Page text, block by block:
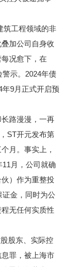
筑工程领域的非
加公司自身收
况愈下，在
示。2024年债
9月正式开启预
路漫漫，一再
ST开元发布第
月。事实上，
月，公司就确
）作为重整投
金，同时为公
无任何实质性
股东、实际控
罪，被上海市